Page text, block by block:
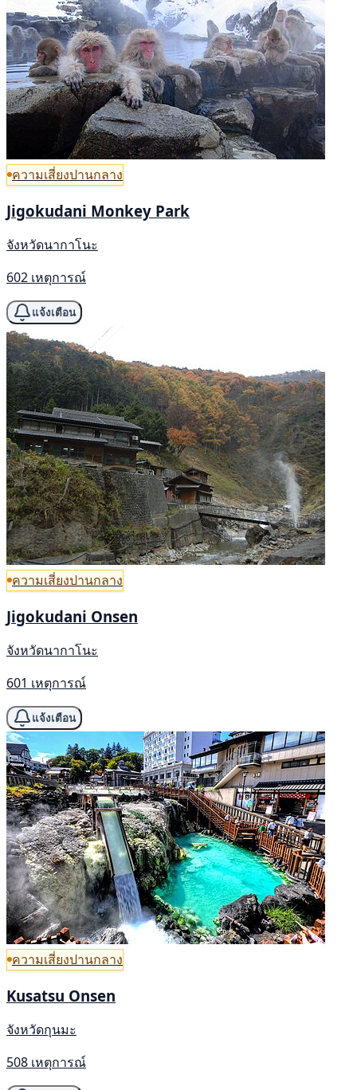
ความเสี่ยงปานกลาง
Jigokudani Monkey Park
จังหวัดนากาโนะ
602 เหตุการณ์
แจ้งเตือน
ความเสี่ยงปานกลาง
Jigokudani Onsen
จังหวัดนากาโนะ
601 เหตุการณ์
แจ้งเตือน
ความเสี่ยงปานกลาง
Kusatsu Onsen
จังหวัดกุนมะ
508 เหตุการณ์